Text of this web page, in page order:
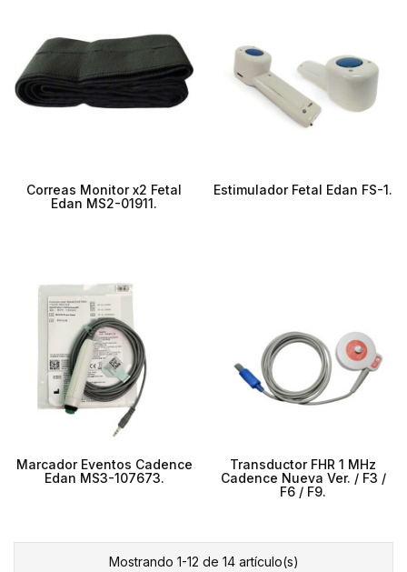
Correas Monitor x2 Fetal
Edan MS2-01911.
Estimulador Fetal Edan FS-1.
Marcador Eventos Cadence
Edan MS3-107673.
Transductor FHR 1 MHz
Cadence Nueva Ver. / F3 /
F6 / F9.
Mostrando 1-12 de 14 artículo(s)